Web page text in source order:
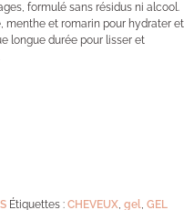
formulé sans résidus ni alcool.
menthe et romarin pour hydrater et
longue durée pour lisser et
Étiquettes : CHEVEUX gel GEL